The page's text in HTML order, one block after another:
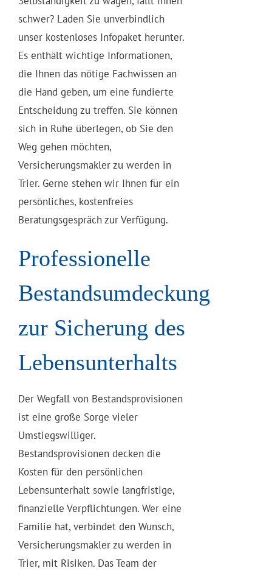
schwer? Laden Sie unverbindlich
unser kostenloses Infopaket herunter.
Es enthält wichtige Informationen,
die Ihnen das nötige Fachwissen an
die Hand geben, um eine fundierte
Entscheidung zu treffen. Sie können
sich in Ruhe überlegen, ob Sie den
Weg gehen möchten,
Versicherungsmakler zu werden in
Trier. Gerne stehen wir Ihnen für ein
persönliches, kostenfreies
Beratungsgespräch zur Verfügung.
Professionelle
Bestandsumdeckung
zur Sicherung des
Lebensunterhalts
Der Wegfall von Bestandsprovisionen
ist eine große Sorge vieler
Umstiegswilliger.
Bestandsprovisionen decken die
Kosten für den persönlichen
Lebensunterhalt sowie langfristige,
finanzielle Verpflichtungen. Wer eine
Familie hat, verbindet den Wunsch,
Versicherungsmakler zu werden in
Trier, mit Risiken. Das Team der